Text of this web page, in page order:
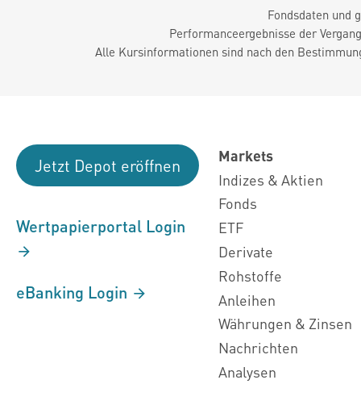
Fondsdaten und
Performanceergebnisse der
Alle Kursinformationen sind nach den
Jetzt Depot eröffnen
Wertpapierportal Login
eBanking Login
Markets
Indizes & Aktien
Fonds
ETF
Derivate
Rohstoffe
Anleihen
Währungen & Zinsen
Nachrichten
Analysen